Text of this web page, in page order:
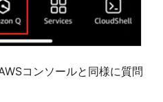
コンソールと同様に質問